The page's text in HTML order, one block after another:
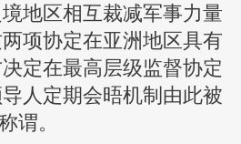
地区相互裁减军事力量
项协定在亚洲地区具有
定在最高层级监督协定
人定期会晤机制由此被
谓。